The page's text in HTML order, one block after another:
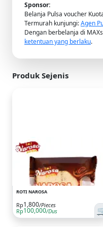
Sponsor:
Belanja Pulsa voucher
Termurah kunjungi:Agen
Dengan berbelanja di
ketentuan yang berlaku.
Produk Sejenis
ROTI NAROSA
Rp1,800/Pieces
Rp100,000/Dus